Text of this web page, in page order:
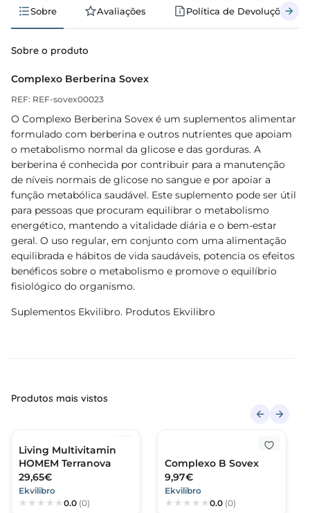
Sobre Avaliações Política de Devoluções
Sobre o produto
Complexo Berberina Sovex
REF: REF-sovex00023
O Complexo Berberina Sovex é um suplementos alimentar
formulado com berberina e outros nutrientes que apoiam
o metabolismo normal da glicose e das gorduras. A
berberina é conhecida por contribuir para a manutenção
de níveis normais de glicose no sangue e por apoiar a
função metabólica saudável. Este suplemento pode ser útil
para pessoas que procuram equilibrar o metabolismo
energético, mantendo a vitalidade diária e o bem-estar
geral. O uso regular, em conjunto com uma alimentação
equilibrada e hábitos de vida saudáveis, potencia os efeitos
benéficos sobre o metabolismo e promove o equilíbrio
fisiológico do organismo.
Suplementos Ekvilibro. Produtos Ekvilibro
Produtos mais vistos
Living Multivitamin
HOMEM Terranova
29,65€
Ekvilibro
0.0 (0)
Complexo B Sovex
9,97€
Ekvilibro
0.0(0)